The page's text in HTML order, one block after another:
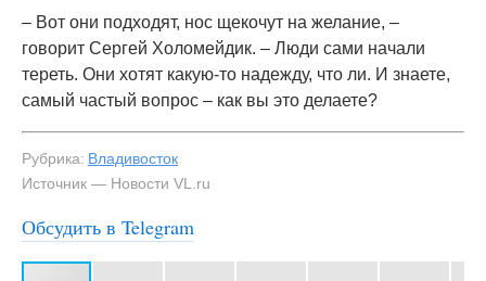
– Вот они подходят, нос щекочут на желание, –
говорит Сергей Холомейдик. – Люди сами начали
тереть. Они хотят какую-то надежду, что ли. И знаете,
самый частый вопрос – как вы это делаете?
Рубрика: Владивосток
Источник — Новости VL.ru
Обсудить в Telegram